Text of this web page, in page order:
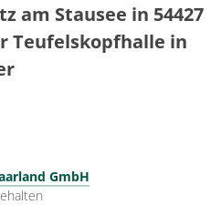
am Stausee in 54427
Teufelskopfhalle in
GmbH